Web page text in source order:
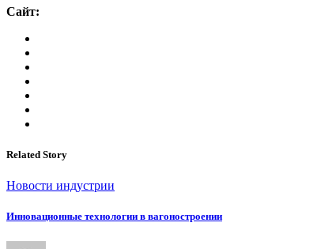
Сайт:
Related Story
Новости индустрии
Инновационные технологии в вагоностроении